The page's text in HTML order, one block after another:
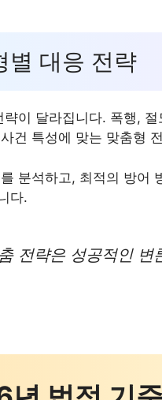
별 대응 전략
이 달라집니다. 폭행,
건 특성에 맞는 맞춤형
분석하고, 최적의 방어
다.
전략은 성공적인